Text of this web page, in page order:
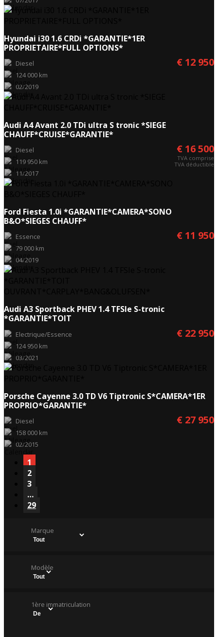
Hyundai i30 1.6 CRDi *GARANTIE*1ER
PROPRIETAIRE*FULL OPTIONS*
Diesel
124 000 km
02/2019
€ 12 950
Audi A4 Avant 2.0 TDi ultra S tronic *SIEGE
CHAUFF*CRUISE*GARANTIE*
Diesel
119 950 km
11/2017
€ 16 500
TVA comprise
TVA déductible
Ford Fiesta 1.0i *GARANTIE*CAMERA*SONO
B&O*SIEGES CHAUFF*
Essence
79 000 km
04/2019
€ 11 950
Audi A3 Sportback PHEV 1.4 TFSIe S-tronic
*GARANTIE*TOIT
OUVRANT*CARPLAY*BANG&OLUFSEN*
Electrique/Essence
124 950 km
03/2021
€ 22 950
Porsche Cayenne 3.0 TD V6 Tiptronic S*CAMERA*1ER
PROPRIO*GARANTIE*
Diesel
158 000 km
02/2015
€ 27 950
1
2
3
…
29
Marque
Modèle
1ère immatriculation